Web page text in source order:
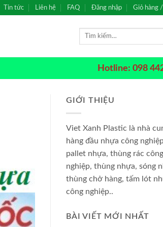
Tin tức Liên hệ FAQ Đăng nhập Giỏ hàng /
Tìm
Hotline: 098
GIỚI THIỆU
Viet Xanh Plastic là nhà
hàng đầu nhựa công
pallet nhựa, thùng rác công
nghiệp, thùng nhựa, sóng
thùng chở hàng, tấm lót
công nghiệp..
BÀI VIẾT MỚI NHẤT